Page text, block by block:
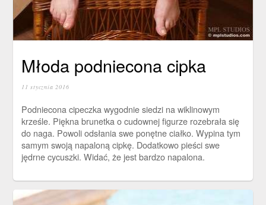
Młoda podniecona cipka
11 stycznia 2016
Podniecona cipeczka wygodnie siedzi na wiklinowym
krześle. Piękna brunetka o cudownej figurze rozebrała się
do naga. Powoli odsłania swe ponętne ciałko. Wypina tym
samym swoją napaloną cipkę. Dodatkowo pieści swe
jędrne cycuszki. Widać, że jest bardzo napalona.